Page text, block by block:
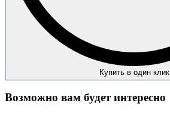
Купить в один клик
Возможно вам будет интересно